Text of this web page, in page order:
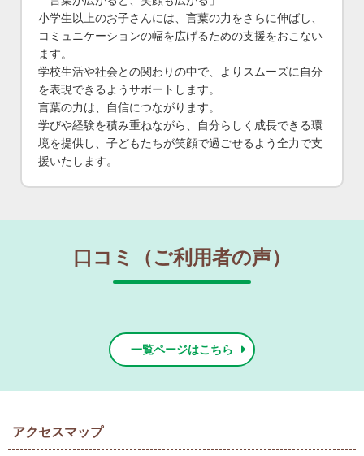
小学生以上のお子さんには、言葉の力をさらに伸ばし、
コミュニケーションの幅を広げるための支援をおこない
ます。
学校生活や社会との関わりの中で、よりスムーズに自分
を表現できるようサポートします。
言葉の力は、自信につながります。
学びや経験を積み重ねながら、自分らしく成長できる環
境を提供し、子どもたちが笑顔で過ごせるよう全力で支
援いたします。
口コミ（ご利用者の声）
一覧ページはこちら
アクセスマップ